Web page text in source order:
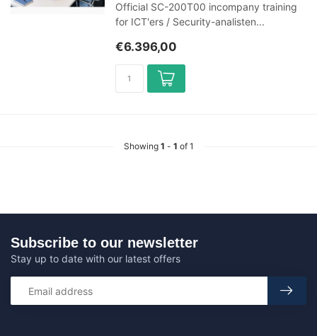
Official SC-200T00 incompany training
for ICT'ers / Security-analisten...
€6.396,00
Showing 1 - 1 of 1
Subscribe to our newsletter
Stay up to date with our latest offers